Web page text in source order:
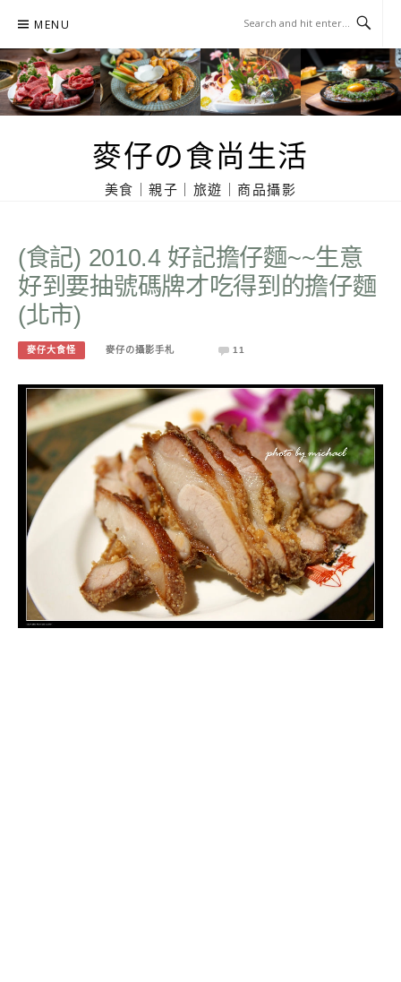
content
MENU
麥仔の食尚生活
美食｜親子｜旅遊｜商品攝影
(食記) 2010.4 好記擔仔麵~~生意
好到要抽號碼牌才吃得到的擔仔麵
(北市)
麥仔大食怪 麥仔の攝影手札 11